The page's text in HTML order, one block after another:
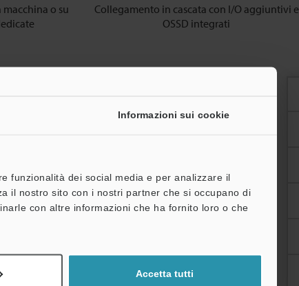
Informazioni sui cookie
funzionalità dei social media e per analizzare il
il nostro sito con i nostri partner che si occupano di
con altre informazioni che ha fornito loro o che
Accetta tutti
o su
Collegamento in cascata con I/O aggiuntivi e
OSSD integrati
su cancelli e barriere di protezione, per migliorare la